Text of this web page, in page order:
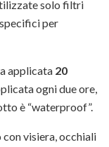
solo filtri
per
applicata 20
ogni due ore,
è “waterproof”.
visiera, occhiali